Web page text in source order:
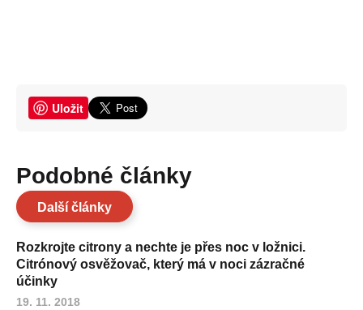
Uložit
Podobné články
Další články
Rozkrojte citrony a nechte je přes noc v ložnici.
Citrónový osvěžovač, který má v noci zázračné
účinky
19. 11. 2018